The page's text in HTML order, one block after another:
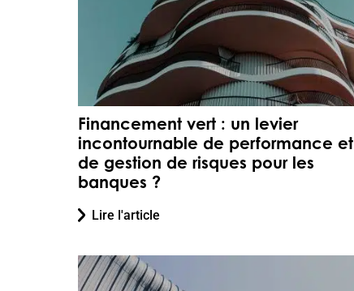
Financement vert : un levier
incontournable de performance et
de gestion de risques pour les
banques ?
Lire l'article